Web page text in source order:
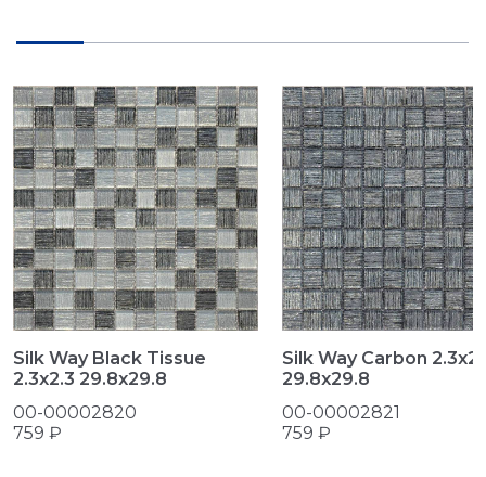
Silk Way Black Tissue
2.3х2.3 29.8x29.8
00-00002820
759 ₽
Silk Way Carbon
29.8x29.8
00-00002821
759 ₽